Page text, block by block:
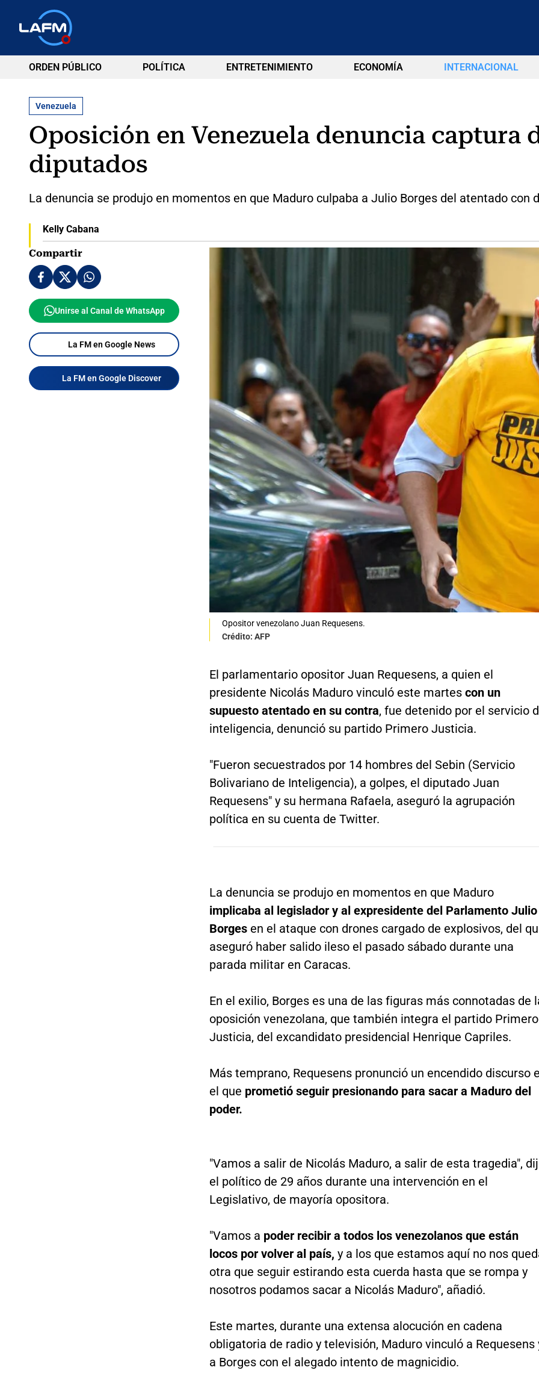
ORDEN PÚBLICO POLÍTICA ENTRETENIMIENTO ECONOMÍA INTERNACIONAL
Venezuela
Oposición en Venezuela denuncia captura
diputados
La denuncia se produjo en momentos en que Maduro culpaba a Julio Borges del atentado con
Kelly Cabana
Compartir
Unirse al Canal de WhatsApp
La FM en Google News
La FM en Google Discover
Opositor venezolano Juan Requesens.
Crédito: AFP
El parlamentario opositor Juan Requesens, a quien el
presidente Nicolás Maduro vinculó este martes con un
supuesto atentado en su contra, fue detenido por el servicio
inteligencia, denunció su partido Primero Justicia.
"Fueron secuestrados por 14 hombres del Sebin (Servicio
Bolivariano de Inteligencia), a golpes, el diputado Juan
Requesens" y su hermana Rafaela, aseguró la agrupación
política en su cuenta de Twitter.
La denuncia se produjo en momentos en que Maduro
implicaba al legislador y al expresidente del Parlamento Julio
Borgesen el ataque con drones cargado de explosivos, del
aseguró haber salido ileso el pasado sábado durante una
parada militar en Caracas.
En el exilio, Borges es una de las figuras más connotadas de
oposición venezolana, que también integra el partido Primero
Justicia, del excandidato presidencial Henrique Capriles.
Más temprano, Requesens pronunció un encendido discurso
el que prometió seguir presionando para sacar a Maduro del
poder.
"Vamos a salir de Nicolás Maduro, a salir de esta tragedia",
el político de 29 años durante una intervención en el
Legislativo, de mayoría opositora.
"Vamos a poder recibir a todos los venezolanos que están
locos por volver al país, y a los que estamos aquí no nos
otra que seguir estirando esta cuerda hasta que se rompa y
nosotros podamos sacar a Nicolás Maduro", añadió.
Este martes, durante una extensa alocución en cadena
obligatoria de radio y televisión, Maduro vinculó a Requesens
a Borges con el alegado intento de magnicidio.